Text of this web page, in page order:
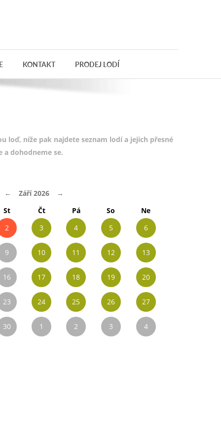
KONTAKT PRODEJ LODÍ
loď, níže pak najdete seznam lodí a jejich přesné
dohodneme se.
← Září 2026
→
St
Čt Pá So
Ne
2
3 4 5 6
9 10 11 12 13
16 17 18 19 20
23 24 25 26 27
30 1 2 3 4